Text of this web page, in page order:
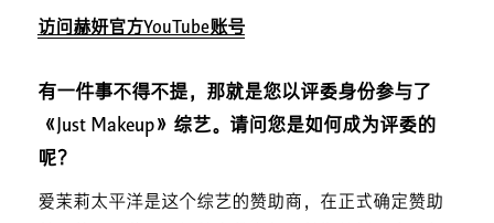
访问赫妍官方YouTube账号
有一件事不得不提，那就是您以评委身份参与了
《Just Makeup》综艺。请问您是如何成为评委的
呢？
爱茉莉太平洋是这个综艺的赞助商，在正式确定赞助